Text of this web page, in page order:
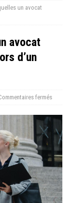
un avocat
avocat
d’un
fermés